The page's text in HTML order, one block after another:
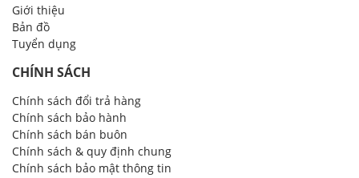
Giới thiệu
Bản đồ
Tuyển dụng
CHÍNH SÁCH
Chính sách đổi trả hàng
Chính sách bảo hành
Chính sách bán buôn
Chính sách & quy định chung
Chính sách bảo mật thông tin